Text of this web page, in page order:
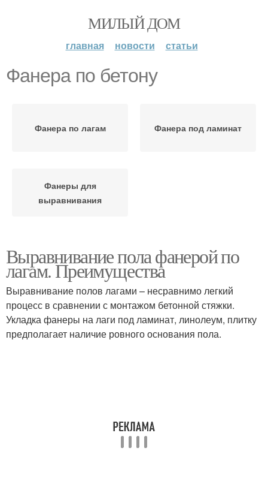
МИЛЫЙ ДОМ
главная новости статьи
Фанера по бетону
Фанера по лагам Фанера под ламинат
Фанеры для
выравнивания
Выравнивание пола фанерой по
лагам. Преимущества
Выравнивание полов лагами – несравнимо легкий
процесс в сравнении с монтажом бетонной стяжки.
Укладка фанеры на лаги под ламинат, линолеум, плитку
предполагает наличие ровного основания пола.